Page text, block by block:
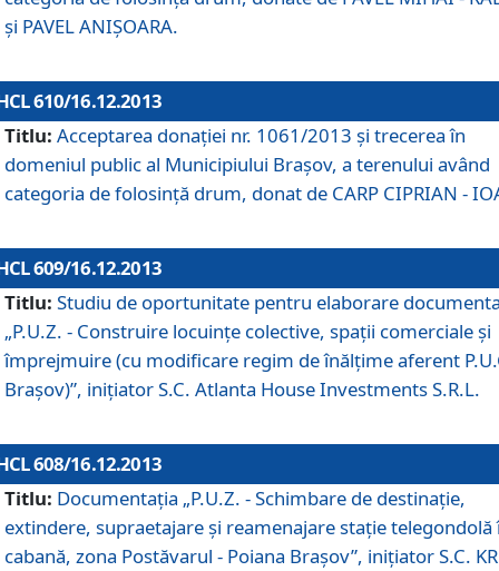
şi PAVEL ANIŞOARA.
610/16.12.2013
Titlu: Acceptarea donaţiei nr. 1061/2013 şi trecerea în
domeniul public al Municipiului Braşov, a terenului având
categoria de folosinţă drum, donat de CARP CIPRIAN -
609/16.12.2013
Titlu: Studiu de oportunitate pentru elaborare
„P.U.Z. - Construire locuinţe colective, spaţii comerciale şi
împrejmuire (cu modificare regim de înălţime aferent
Braşov)”, iniţiator S.C. Atlanta House Investments S.R.L.
608/16.12.2013
Titlu: Documentaţia „P.U.Z. - Schimbare de destinaţie,
extindere, supraetajare şi reamenajare staţie telegondolă
cabană, zona Postăvarul - Poiana Braşov”, iniţiator S.C.